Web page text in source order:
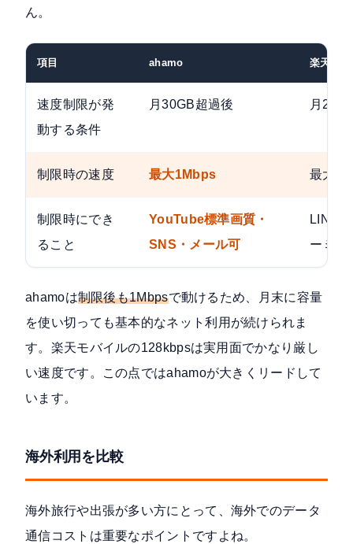
ん。
項目 ahamo 楽天モ
速度制限が発
動する条件
月30GB超過後 月
制限時の速度 最大1Mbps 最大
制限時にでき
ること
YouTube標準画質・
SNS・メール可
LINE
ーミン
ahamoは制限後も1Mbpsで動けるため、月末に容量
を使い切っても基本的なネット利用が続けられま
す。楽天モバイルの128kbpsは実用面でかなり厳し
い速度です。この点ではahamoが大きくリードして
います。
海外利用を比較
海外旅行や出張が多い方にとって、海外でのデータ
通信コストは重要なポイントですよね。